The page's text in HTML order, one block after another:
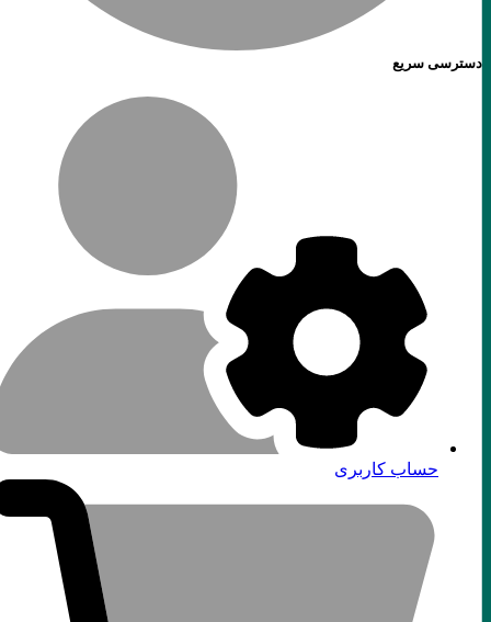
دسترسی سریع
حساب کاربری